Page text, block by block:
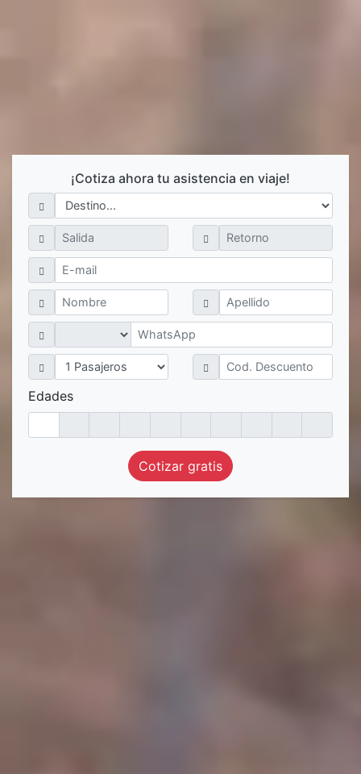
¡Cotiza ahora tu asistencia en viaje!
Edades
Cotizar gratis